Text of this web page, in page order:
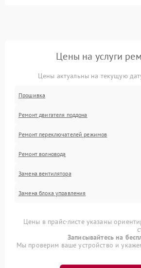
Цены на услуги
Цены актуальны на текущую
Прошивка
Ремонт двигателя поддона
Ремонт переключателей режимов
Ремонт волновода
Замена вентилятора
Замена блока управления
Цены в прайс-листе указаны
Записывайтесь на
Мы проверим ваше устройство и